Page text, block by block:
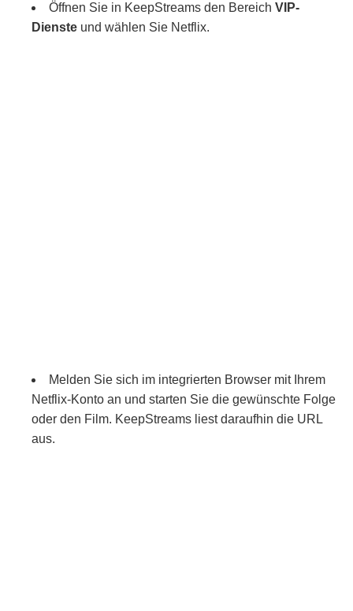
Öffnen Sie in KeepStreams den Bereich VIP-
Dienste und wählen Sie Netflix.
Melden Sie sich im integrierten Browser mit Ihrem
Netflix-Konto an und starten Sie die gewünschte Folge
oder den Film. KeepStreams liest daraufhin die URL
aus.